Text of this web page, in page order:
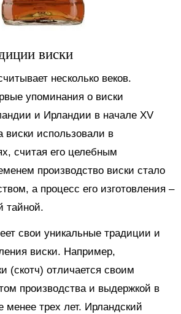
виски
несколько веков.
упоминания о виски
и Ирландии в начале XV
виски использовали в
считая его целебным
производство виски стало
а процесс его изготовления –
тайной.
свои уникальные традиции и
виски. Например,
(скотч) отличается своим
производства и выдержкой в
менее трех лет. Ирландский